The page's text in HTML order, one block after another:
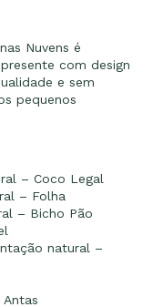
Nuvens é
com design
e sem
pequenos
– Coco Legal
– Folha
– Bicho Pão
natural –